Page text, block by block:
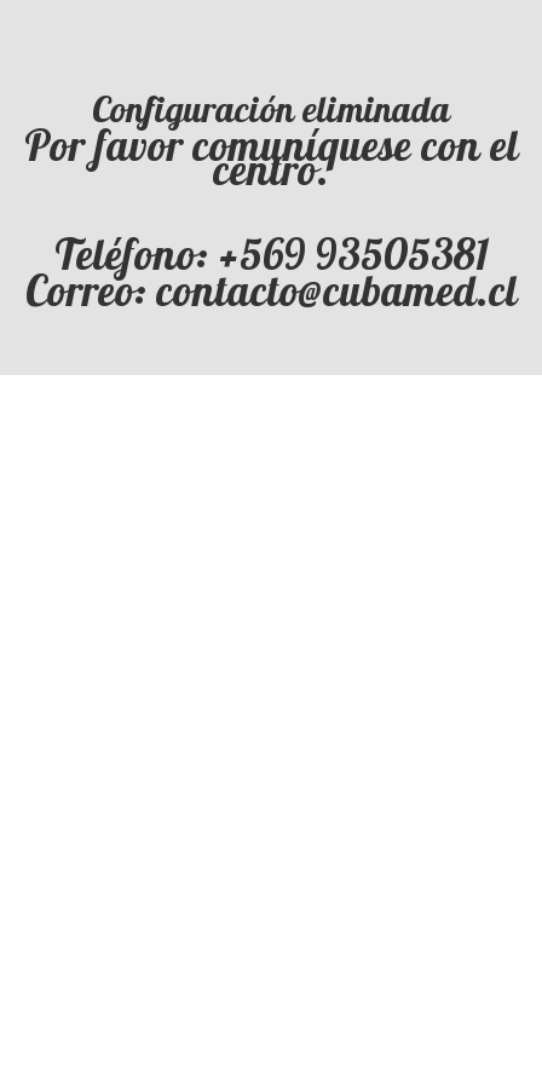
Configuración eliminada
Por favor comuníquese con el
centro.
Teléfono: +569 93505381
Correo: contacto@cubamed.cl